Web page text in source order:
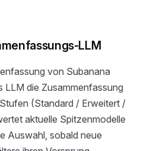
LLM
von Subanana
LLM die Zusammenfassung
(Standard / Erweitert /
aktuelle Spitzenmodelle
Auswahl, sobald neue